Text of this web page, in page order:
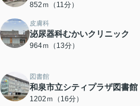
852ｍ（11分）
皮膚科
泌尿器科むかいクリニック
964ｍ（13分）
図書館
和泉市立シティプラザ図書館
1202ｍ（16分）